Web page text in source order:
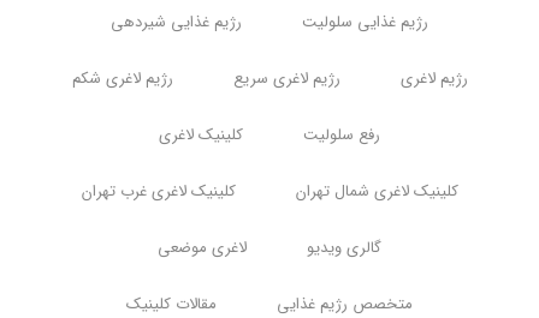
رژیم غذایی سلولیت رژیم غذایی شیردهی
رژیم لاغری رژیم لاغری سریع رژیم لاغری شکم
رفع سلولیت کلینیک لاغری
کلینیک لاغری شمال تهران کلینیک لاغری غرب تهران
گالری ویدیو لاغری موضعی
متخصص رژیم غذایی مقالات کلینیک